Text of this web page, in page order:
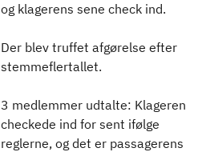
og klagerens sene check ind.
Der blev truffet afgørelse efter
stemmeflertallet.
3 medlemmer udtalte: Klageren
checkede ind for sent ifølge
reglerne, og det er passagerens